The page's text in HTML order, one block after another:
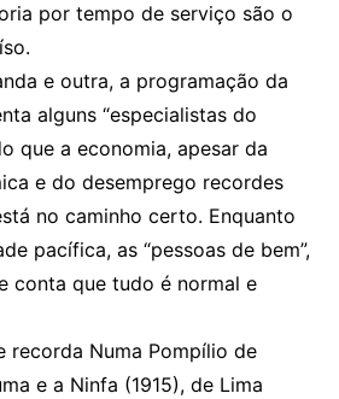
por tempo de serviço são o
e outra, a programação da
alguns “especialistas do
que a economia, apesar da
e do desemprego recordes
no caminho certo. Enquanto
pacífica, as “pessoas de bem”,
conta que tudo é normal e
recorda Numa Pompílio de
e a Ninfa (1915), de Lima